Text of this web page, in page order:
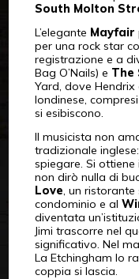
South Molton
L’elegante Mayfair
per una rock star
registrazione e a
Bag O’Nails) e The
Yard, dove Hendrix
londinese,
si esibiscono.
Il musicista non
tradizionale
spiegare. Si
non dirò nulla di
Love, un
condominio e al
diventata
Jimi trascorre nel
significativo. Nel
La Etchingham lo
coppia si lascia.